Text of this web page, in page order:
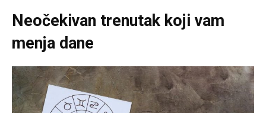
Neočekivan trenutak koji vam
menja dane